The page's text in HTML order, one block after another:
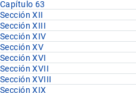
Capítulo 63
Sección XII
Sección XIII
Sección XIV
Sección XV
Sección XVI
Sección XVII
Sección XVIII
Sección XIX